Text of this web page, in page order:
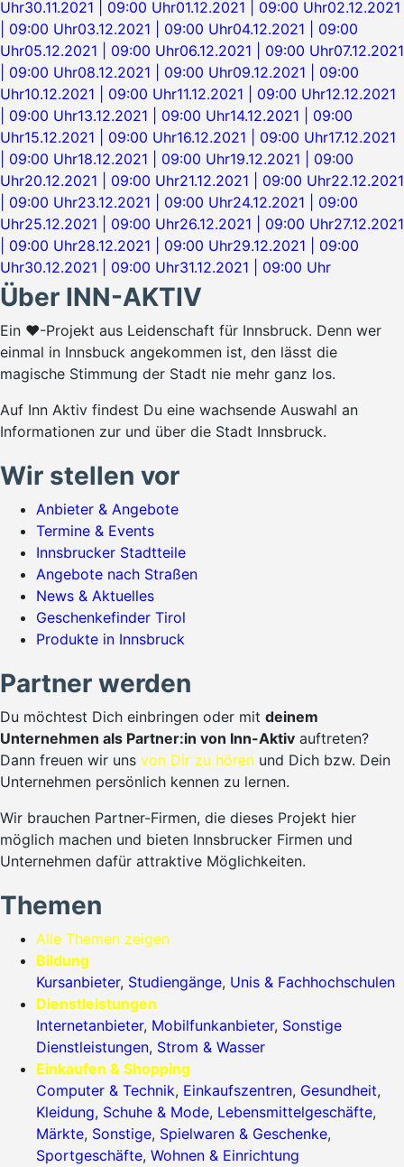
Uhr30.11.2021 | 09:00 Uhr01.12.2021 | 09:00 Uhr02.12.2021
| 09:00 Uhr03.12.2021 | 09:00 Uhr04.12.2021 | 09:00
Uhr05.12.2021 | 09:00 Uhr06.12.2021 | 09:00 Uhr07.12.2021
| 09:00 Uhr08.12.2021 | 09:00 Uhr09.12.2021 | 09:00
Uhr10.12.2021 | 09:00 Uhr11.12.2021 | 09:00 Uhr12.12.2021
| 09:00 Uhr13.12.2021 | 09:00 Uhr14.12.2021 | 09:00
Uhr15.12.2021 | 09:00 Uhr16.12.2021 | 09:00 Uhr17.12.2021
| 09:00 Uhr18.12.2021 | 09:00 Uhr19.12.2021 | 09:00
Uhr20.12.2021 | 09:00 Uhr21.12.2021 | 09:00 Uhr22.12.2021
| 09:00 Uhr23.12.2021 | 09:00 Uhr24.12.2021 | 09:00
Uhr25.12.2021 | 09:00 Uhr26.12.2021 | 09:00 Uhr27.12.2021
| 09:00 Uhr28.12.2021 | 09:00 Uhr29.12.2021 | 09:00
Uhr30.12.2021 | 09:00 Uhr31.12.2021 | 09:00 Uhr
Über INN-AKTIV
Ein ♥-Projekt aus Leidenschaft für Innsbruck. Denn wer
einmal in Innsbuck angekommen ist, den lässt die
magische Stimmung der Stadt nie mehr ganz los.
Auf Inn Aktiv findest Du eine wachsende Auswahl an
Informationen zur und über die Stadt Innsbruck.
Wir stellen vor
Anbieter & Angebote
Termine & Events
Innsbrucker Stadtteile
Angebote nach Straßen
News & Aktuelles
Geschenkefinder Tirol
Produkte in Innsbruck
Partner werden
Du möchtest Dich einbringen oder mit deinem
Unternehmen als Partner:in von Inn-Aktiv auftreten?
Dann freuen wir uns von Dir zu hören und Dich bzw. Dein
Unternehmen persönlich kennen zu lernen.
Wir brauchen Partner-Firmen, die dieses Projekt hier
möglich machen und bieten Innsbrucker Firmen und
Unternehmen dafür attraktive Möglichkeiten.
Themen
Alle Themen zeigen
Bildung
Kursanbieter, Studiengänge, Unis & Fachhochschulen
Dienstleistungen
Internetanbieter, Mobilfunkanbieter, Sonstige
Dienstleistungen, Strom & Wasser
Einkaufen & Shopping
Computer & Technik, Einkaufszentren, Gesundheit,
Kleidung, Schuhe & Mode, Lebensmittelgeschäfte,
Märkte, Sonstige, Spielwaren & Geschenke,
Sportgeschäfte, Wohnen & Einrichtung